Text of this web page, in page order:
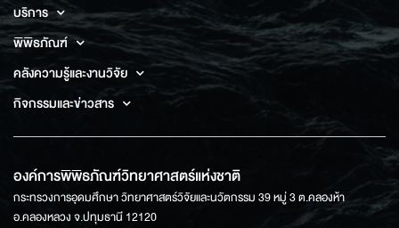
บริการ
พิพิธภัณฑ์
คลังความรู้และงานวิจัย
กิจกรรมและข่าวสาร
องค์การพิพิธภัณฑ์วิทยาศาสตร์แห่งชาติ
กระทรวงการอุดมศึกษา วิทยาศาสตร์วิจัยและนวัตกรรม 39 หมู่ 3 ต.คลองห้า
อ.คลองหลวง จ.ปทุมธานี 12120